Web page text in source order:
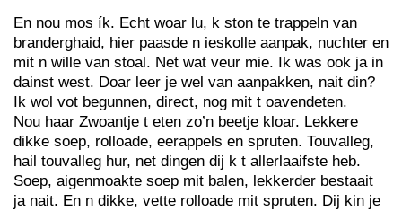
En nou mos ík. Echt woar lu, k ston te trappeln van
branderghaid, hier paasde n ieskolle aanpak, nuchter en
mit n wille van stoal. Net wat veur mie. Ik was ook ja in
dainst west. Doar leer je wel van aanpakken, nait din?
Ik wol vot begunnen, direct, nog mit t oavendeten.
Nou haar Zwoantje t eten zo’n beetje kloar. Lekkere
dikke soep, rolloade, eerappels en spruten. Touvalleg,
hail touvalleg hur, net dingen dij k t allerlaaifste heb.
Soep, aigenmoakte soep mit balen, lekkerder bestaait
ja nait. En n dikke, vette rolloade mit spruten. Dij kin je